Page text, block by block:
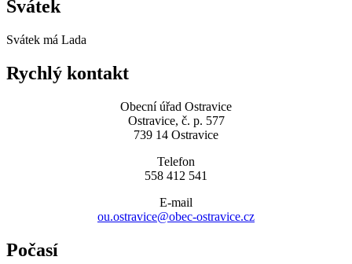
Svátek
Svátek má Lada
Rychlý kontakt
Obecní úřad Ostravice
Ostravice, č. p. 577
739 14 Ostravice
Telefon
558 412 541
E-mail
ou.ostravice@obec-ostravice.cz
Počasí